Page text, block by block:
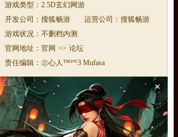
游戏类型： 2.5D玄幻网游
开发公司： 搜狐畅游 运营公司： 搜狐畅游
游戏状况： 不删档内测
官网地址： 官网 >> 论坛
责任编辑： ㊣心人™²º¹3 Mufasa
×